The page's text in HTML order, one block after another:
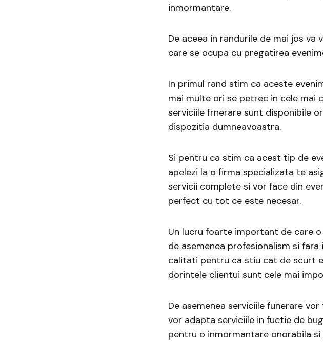
inmormantare.
De aceea in randurile de mai jos
care se ocupa cu pregatirea
In primul rand stim ca aceste
mai multe ori se petrec in cele
serviciile frnerare sunt disponibile
dispozitia dumneavoastra.
Si pentru ca stim ca acest tip de
apelezi la o firma specializata te
servicii complete si vor face din
perfect cu tot ce este necesar.
Un lucru foarte important de care
de asemenea profesionalism si
calitati pentru ca stiu cat de scurt
dorintele clientui sunt cele mai
De asemenea serviciile funerare
vor adapta serviciile in fuctie de
pentru o inmormantare onorabila